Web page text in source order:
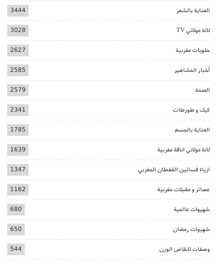
العناية بالشعر 3444
لالة مولاتي TV 3028
حلويات مغربية 2627
أخبار المشاهير 2585
الصحة 2579
كيك و طورطات 2341
العناية بالجسم 1785
لالة مولاتي اناقة مغربية 1639
ازياء فساتين القفطان المغربي 1347
عصائر و مقبلات مغربية 1162
شهيوات عالمية 680
شهيوات رمضان 650
وصفات لانقاص الوزن 544